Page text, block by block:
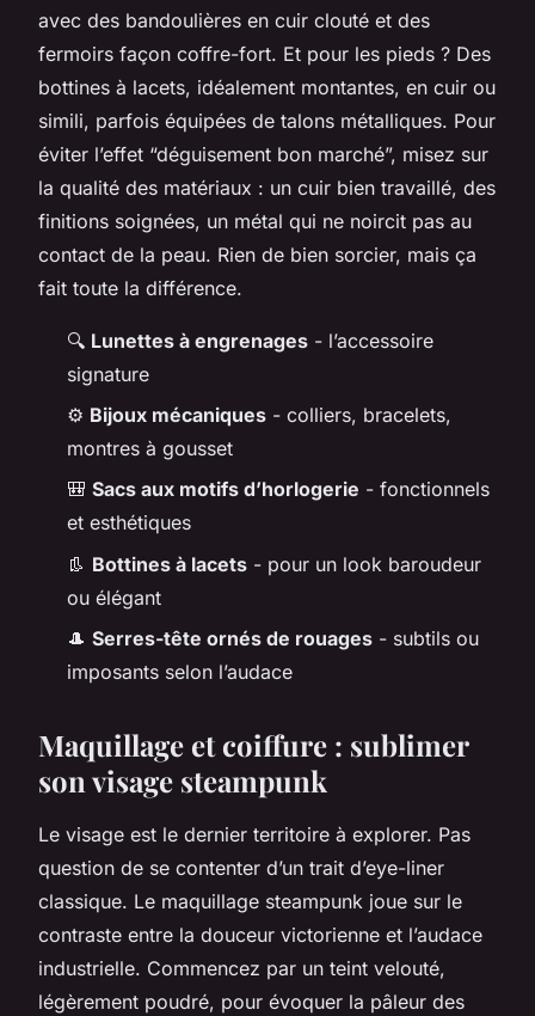
avec des bandoulières en cuir clouté et des
fermoirs façon coffre-fort. Et pour les pieds ? Des
bottines à lacets, idéalement montantes, en cuir ou
simili, parfois équipées de talons métalliques. Pour
éviter l’effet “déguisement bon marché”, misez sur
la qualité des matériaux : un cuir bien travaillé, des
finitions soignées, un métal qui ne noircit pas au
contact de la peau. Rien de bien sorcier, mais ça
fait toute la différence.
🔍 Lunettes à engrenages - l’accessoire
signature
⚙️ Bijoux mécaniques - colliers, bracelets,
montres à gousset
🎒 Sacs aux motifs d’horlogerie - fonctionnels
et esthétiques
👢 Bottines à lacets - pour un look baroudeur
ou élégant
🎩 Serres-tête ornés de rouages - subtils ou
imposants selon l’audace
Maquillage et coiffure : sublimer
son visage steampunk
Le visage est le dernier territoire à explorer. Pas
question de se contenter d’un trait d’eye-liner
classique. Le maquillage steampunk joue sur le
contraste entre la douceur victorienne et l’audace
industrielle. Commencez par un teint velouté,
légèrement poudré, pour évoquer la pâleur des